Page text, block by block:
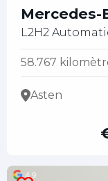
Mercedes-
L2H2
58.767
Asten